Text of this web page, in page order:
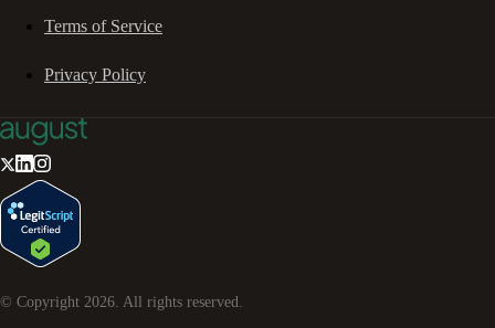
Terms of Service
Privacy Policy
© Copyright 2026 . All rights reserved.